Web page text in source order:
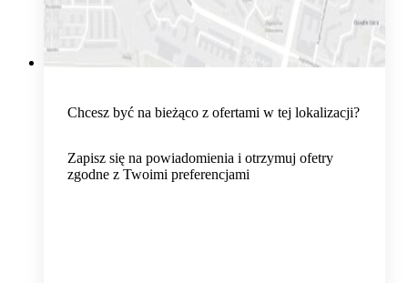
Chcesz być na bieżąco z ofertami w tej lokalizacji?
Zapisz się na powiadomienia i otrzymuj ofetry
zgodne z Twoimi preferencjami